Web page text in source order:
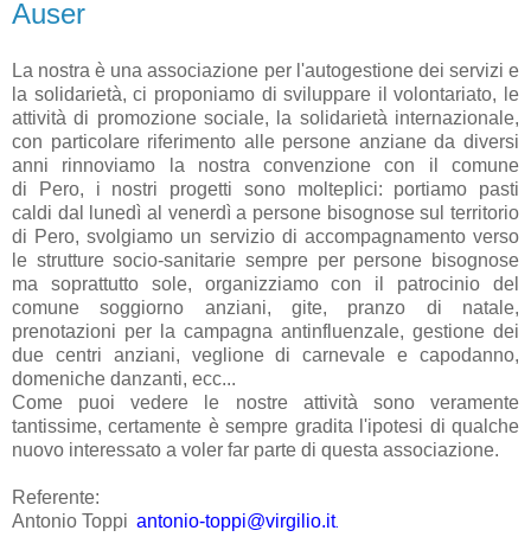
Auser
La nostra è una associazione per l'autogestione dei servizi e
la solidarietà, ci proponiamo di sviluppare il volontariato, le
attività di promozione sociale, la solidarietà internazionale,
con particolare riferimento alle persone anziane da diversi
anni rinnoviamo la nostra convenzione con il comune
di Pero, i nostri progetti sono molteplici: portiamo pasti
caldi dal lunedì al venerdì a persone bisognose sul territorio
di Pero, svolgiamo un servizio di accompagnamento verso
le strutture socio-sanitarie sempre per persone bisognose
ma soprattutto sole, organizziamo con il patrocinio del
comune soggiorno anziani, gite, pranzo di natale,
prenotazioni per la campagna antinfluenzale, gestione dei
due centri anziani, veglione di carnevale e capodanno,
domeniche danzanti, ecc...
Come puoi vedere le nostre attività sono veramente
tantissime, certamente è sempre gradita l'ipotesi di qualche
nuovo interessato a voler far parte di questa associazione.
Referente:
Antonio Toppi antonio-toppi@virgilio.it